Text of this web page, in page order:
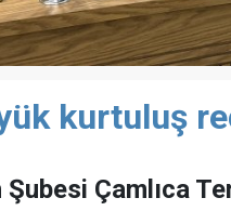
kurtuluş
Çamlıca